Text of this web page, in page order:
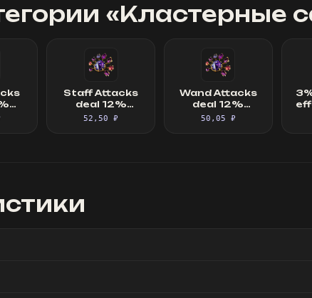
«Кластерные
Staff Attacks
deal 12%
increased
Hits and
52,50 ₽
Wand Attacks
deal 12%
increased
50,05 ₽